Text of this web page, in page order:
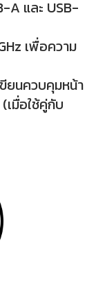
A และ USB-
เพื่อความ
ยนควบคุมหน้า
มื่อใช้คู่กับ